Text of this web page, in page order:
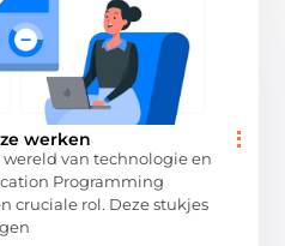
werken
van technologie en
Programming
cruciale rol. Deze stukjes